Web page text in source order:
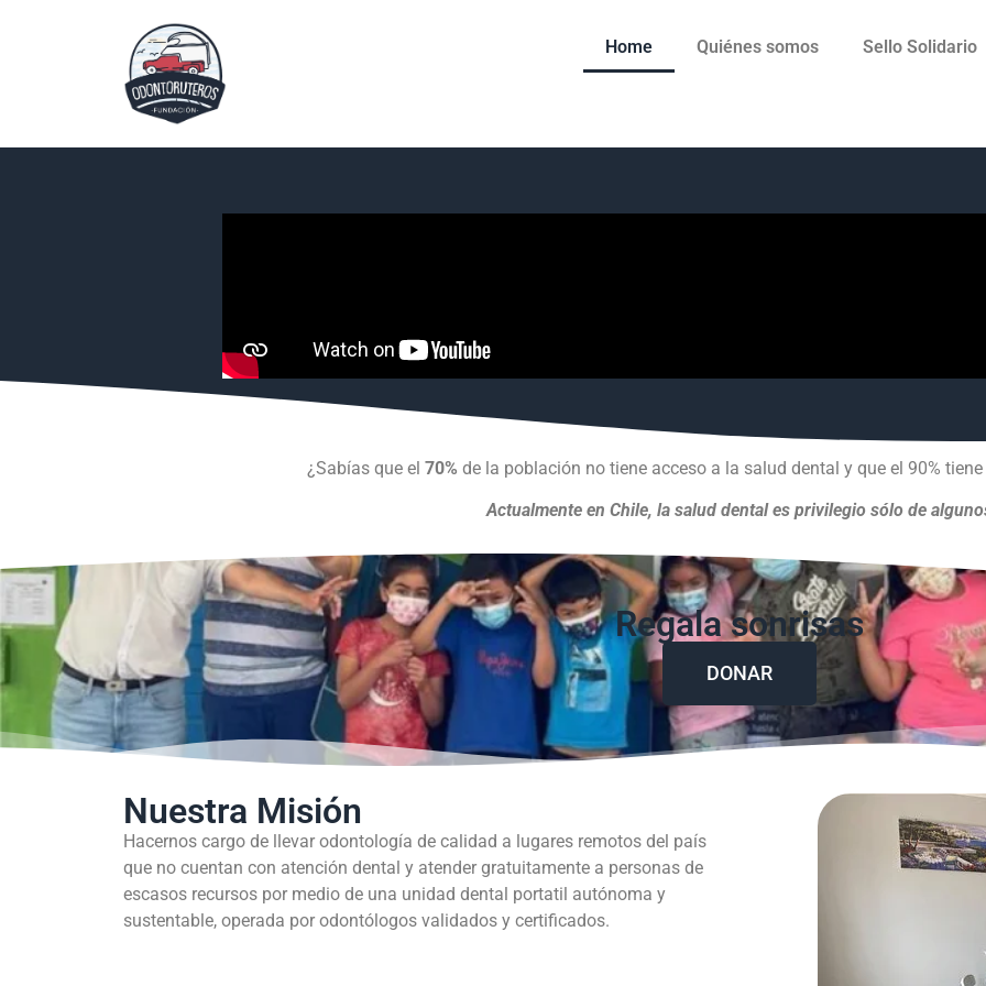
Home Quiénes somos Sello Solidario
¿Sabías que el 70% de la población no tiene acceso a la salud dental y que el 90%
Actualmente en Chile, la salud dental es privilegio sólo de
Regala sonrisas
DONAR
Nuestra Misión
Hacernos cargo de llevar odontología de calidad a lugares remotos del país
que no cuentan con atención dental y atender gratuitamente a personas de
escasos recursos por medio de una unidad dental portatil autónoma y
sustentable, operada por odontólogos validados y certificados.